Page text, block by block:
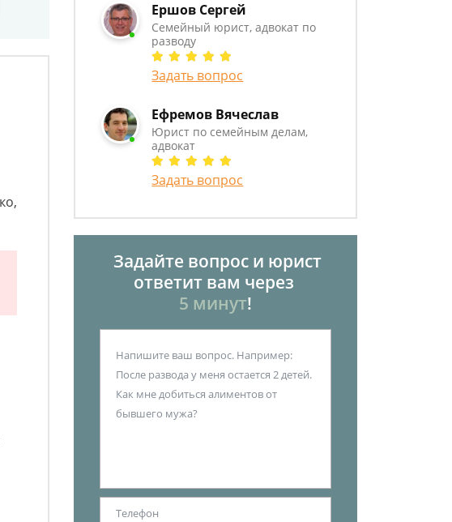
Ершов Сергей
Семейный юрист, адвокат по
разводу
Задать вопрос
Ефремов Вячеслав
Юрист по семейным делам,
адвокат
Задать вопрос
Задайте вопрос и юрист
ответит вам через
5 минут!